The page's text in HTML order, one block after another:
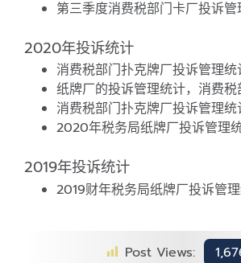
第三季度消费税部门卡厂投诉
2020年投诉统计
消费税部门扑克牌厂投诉管理
纸牌厂的投诉管理统计，消费
消费税部门扑克牌厂投诉管理
2020年税务局纸牌厂投诉管理
2019年投诉统计
2019财年税务局纸牌厂投诉管
Post Views: